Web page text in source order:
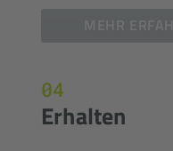
MEHR
04
Erhalten